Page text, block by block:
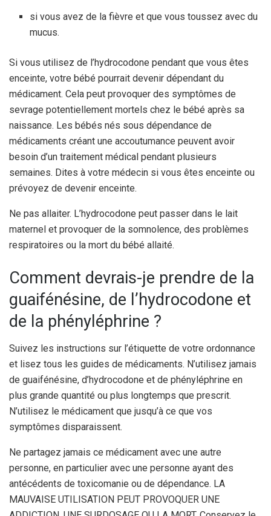
si vous avez de la fièvre et que vous toussez avec du
mucus.
Si vous utilisez de l’hydrocodone pendant que vous êtes
enceinte, votre bébé pourrait devenir dépendant du
médicament. Cela peut provoquer des symptômes de
sevrage potentiellement mortels chez le bébé après sa
naissance. Les bébés nés sous dépendance de
médicaments créant une accoutumance peuvent avoir
besoin d’un traitement médical pendant plusieurs
semaines. Dites à votre médecin si vous êtes enceinte ou
prévoyez de devenir enceinte.
Ne pas allaiter. L’hydrocodone peut passer dans le lait
maternel et provoquer de la somnolence, des problèmes
respiratoires ou la mort du bébé allaité.
Comment devrais-je prendre de la
guaifénésine, de l’hydrocodone et
de la phényléphrine ?
Suivez les instructions sur l’étiquette de votre ordonnance
et lisez tous les guides de médicaments. N’utilisez jamais
de guaifénésine, d’hydrocodone et de phényléphrine en
plus grande quantité ou plus longtemps que prescrit.
N’utilisez le médicament que jusqu’à ce que vos
symptômes disparaissent.
Ne partagez jamais ce médicament avec une autre
personne, en particulier avec une personne ayant des
antécédents de toxicomanie ou de dépendance. LA
MAUVAISE UTILISATION PEUT PROVOQUER UNE